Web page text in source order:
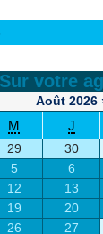
Sur votre
Août 2026
M J
29 30
5 6
12 13
19 20
26 27